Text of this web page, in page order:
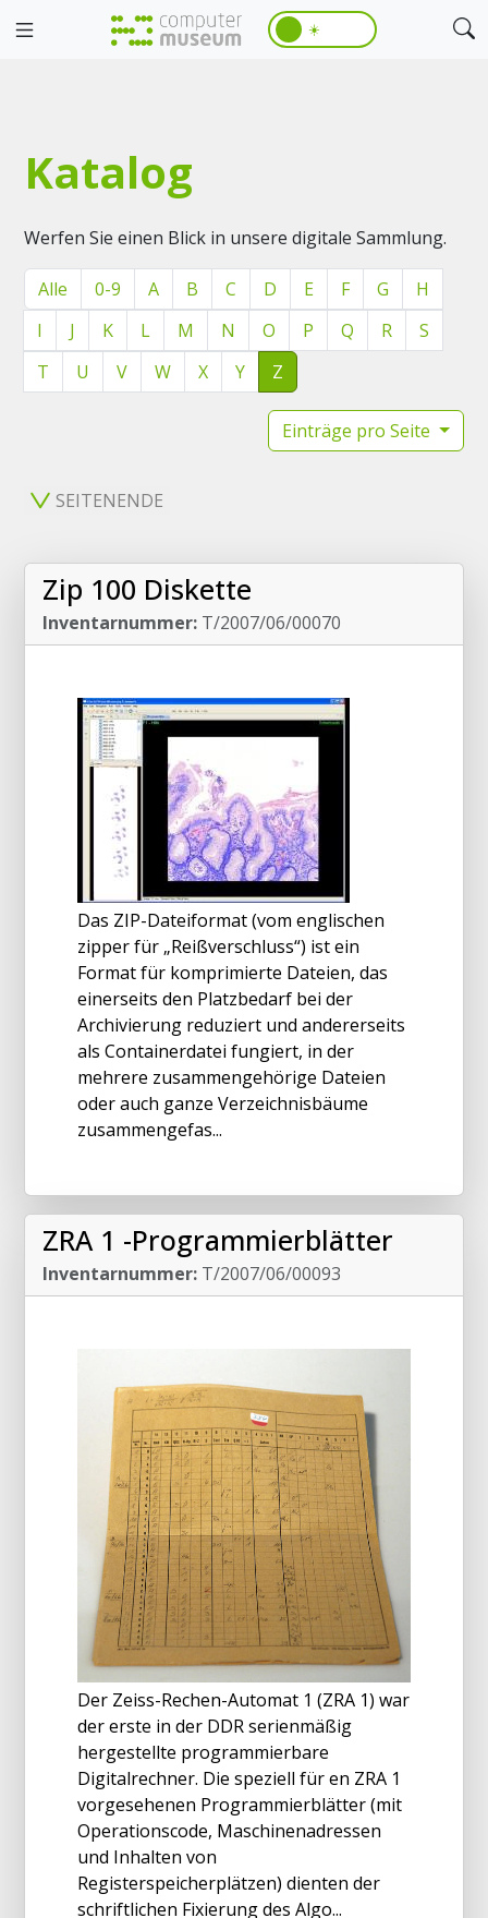
☀️
Katalog
Werfen Sie einen Blick in unsere digitale Sammlung.
Alle 0-9 A B C D E F G
H
I
J K L M N O P Q R
S
T
U V W X Y Z
Einträge pro Seite
SEITENENDE
Zip 100 Diskette
Inventarnummer: T/2007/06/00070
Das ZIP-Dateiformat (vom englischen
zipper für „Reißverschluss“) ist ein
Format für komprimierte Dateien, das
einerseits den Platzbedarf bei der
Archivierung reduziert und andererseits
als Containerdatei fungiert, in der
mehrere zusammengehörige Dateien
oder auch ganze Verzeichnisbäume
zusammengefas...
ZRA 1 -Programmierblätter
Inventarnummer: T/2007/06/00093
Der Zeiss-Rechen-Automat 1 (ZRA 1) war
der erste in der DDR serienmäßig
hergestellte programmierbare
Digitalrechner. Die speziell für en ZRA 1
vorgesehenen Programmierblätter (mit
Operationscode, Maschinenadressen
und Inhalten von
Registerspeicherplätzen) dienten der
schriftlichen Fixierung des Algo...